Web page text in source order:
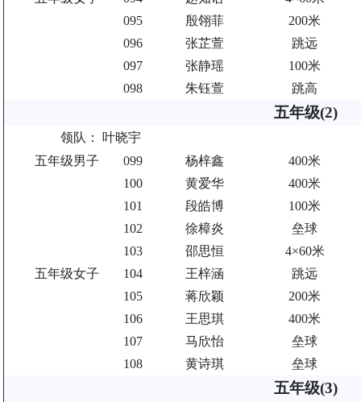
095
殷翎菲
200米
096
张芷萱
跳远
097
张静瑶
100米
098
朱钰萱 跳高
五年级(2)
领队：
叶晓宇
五年级男子
099 杨梓鑫
400米
100
黄爱华
400米
101
段皓博
100米
102
徐樟炎
垒球
103
邵思恒
4×60米
五年级女子
104 王梓涵
跳远
105
蒋欣颖
200米
106
王思琪
400米
107
马欣怡
垒球
108
黄诗琪 垒球
五年级(3)